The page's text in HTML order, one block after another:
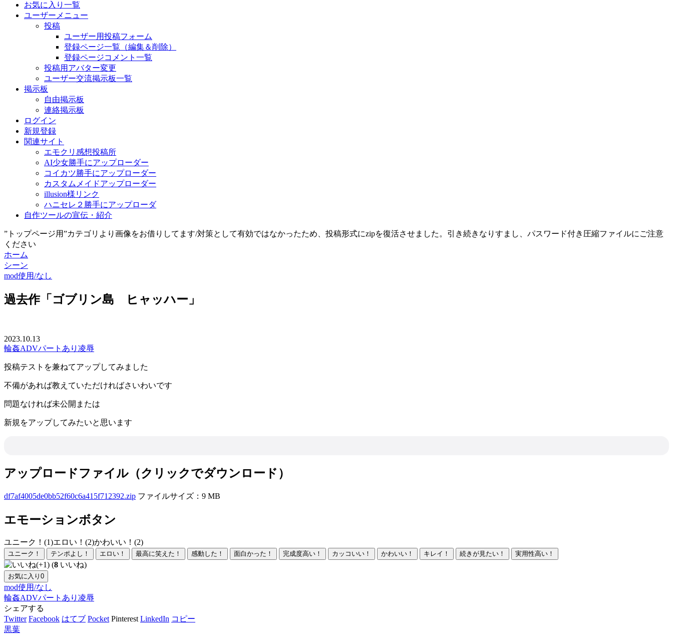
お気に入り一覧
ユーザーメニュー
投稿
ユーザー用投稿フォーム
登録ページ一覧（編集＆削除）
登録ページコメント一覧
投稿用アバター変更
ユーザー交流掲示板一覧
掲示板
自由掲示板
連絡掲示板
ログイン
新規登録
関連サイト
エモクリ感想投稿所
AI少女勝手にアップローダー
コイカツ勝手にアップローダー
カスタムメイドアップローダー
illusion様リンク
ハニセレ２勝手にアップローダ
自作ツールの宣伝・紹介
”トップページ用”カテゴリより画像をお借りしてます/対策として有効ではなかったため、投稿形式にzipを復活させました。引き続きなりすまし、パスワード付き圧縮ファイルにご注意
ください
ホーム
シーン
mod使用/なし
過去作「ゴブリン島 ヒャッハー」
2023.10.13
輪姦ADVパートあり 凌辱
投稿テストを兼ねてアップしてみました
不備があれば教えていただければさいわいです
問題なければ未公開または
新規をアップしてみたいと思います
アップロードファイル（クリックでダウンロード）
df7af4005de0bb52f60c6a415f712392.zip ファイルサイズ：9 MB
エモーションボタン
ユニーク！(1)エロい！(2)かわいい！(2)
ユニーク！ テンポよし！ エロい！ 最高に笑えた！ 感動した！ 面白かった！ 完成度高い！ カッコいい！ かわいい！ キレイ！ 続きが見たい！ 実用性高い！
(8 いいね)
お気に入り 0
mod使用/なし
輪姦ADVパートあり 凌辱
シェアする
Twitter Facebook はてブ Pocket Pinterest LinkedIn コピー
黒葉